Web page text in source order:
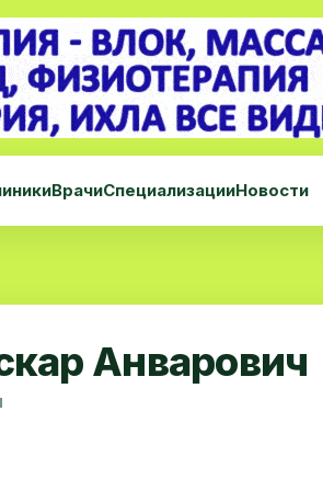
ВрачиСпециализацииНовости
Анварович